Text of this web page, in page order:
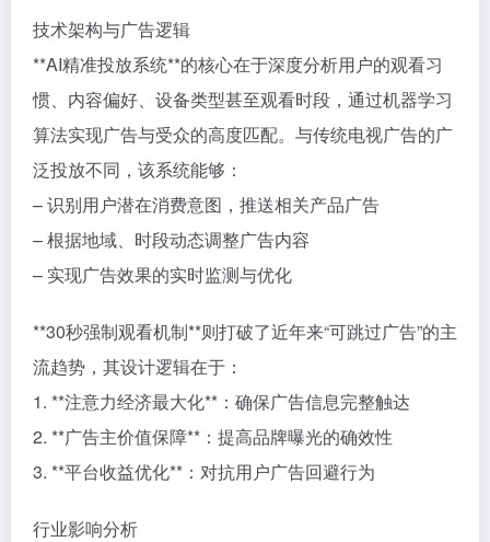
技术架构与广告逻辑
**AI精准投放系统**的核心在于深度分析用户的观看习
惯、内容偏好、设备类型甚至观看时段，通过机器学习
算法实现广告与受众的高度匹配。与传统电视广告的广
泛投放不同，该系统能够：
– 识别用户潜在消费意图，推送相关产品广告
– 根据地域、时段动态调整广告内容
– 实现广告效果的实时监测与优化
**30秒强制观看机制**则打破了近年来“可跳过广告”的主
流趋势，其设计逻辑在于：
1. **注意力经济最大化**：确保广告信息完整触达
2. **广告主价值保障**：提高品牌曝光的确效性
3. **平台收益优化**：对抗用户广告回避行为
行业影响分析